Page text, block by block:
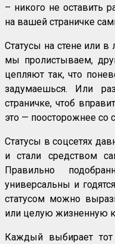
– никого не оставить
на вашей страничке
Статусы на стене или
мы пролистываем,
цепляют так, что
задумаешься. Или
страничке, чтоб
это — поосторожнее со
Статусы в соцсетях
и стали средством
Правильно
универсальны и
статусом можно
или целую жизненную
Каждый выбирает